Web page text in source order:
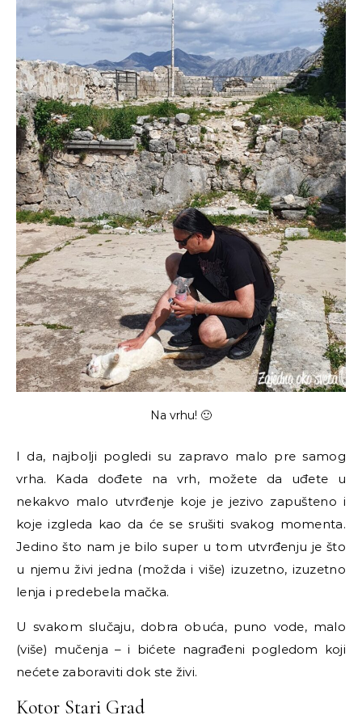
Na vrhu! 🙂
I da, najbolji pogledi su zapravo malo pre samog
vrha. Kada dođete na vrh, možete da uđete u
nekakvo malo utvrđenje koje je jezivo zapušteno i
koje izgleda kao da će se srušiti svakog momenta.
Jedino što nam je bilo super u tom utvrđenju je što
u njemu živi jedna (možda i više) izuzetno, izuzetno
lenja i predebela mačka.
U svakom slučaju, dobra obuća, puno vode, malo
(više) mučenja – i bićete nagrađeni pogledom koji
nećete zaboraviti dok ste živi.
Kotor Stari Grad